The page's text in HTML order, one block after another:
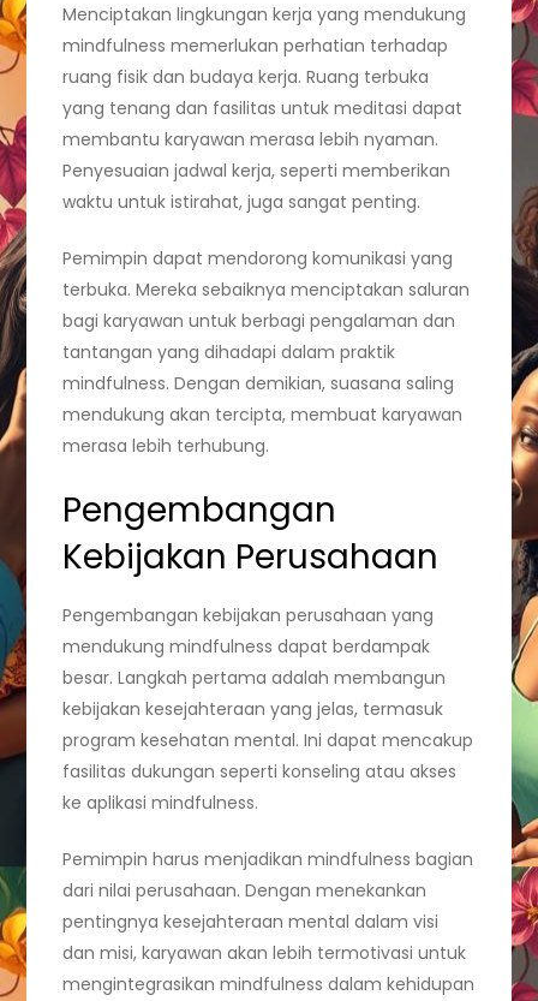
Menciptakan lingkungan kerja yang mendukung
mindfulness memerlukan perhatian terhadap
ruang fisik dan budaya kerja. Ruang terbuka
yang tenang dan fasilitas untuk meditasi dapat
membantu karyawan merasa lebih nyaman.
Penyesuaian jadwal kerja, seperti memberikan
waktu untuk istirahat, juga sangat penting.
Pemimpin dapat mendorong komunikasi yang
terbuka. Mereka sebaiknya menciptakan saluran
bagi karyawan untuk berbagi pengalaman dan
tantangan yang dihadapi dalam praktik
mindfulness. Dengan demikian, suasana saling
mendukung akan tercipta, membuat karyawan
merasa lebih terhubung.
Pengembangan
Kebijakan Perusahaan
Pengembangan kebijakan perusahaan yang
mendukung mindfulness dapat berdampak
besar. Langkah pertama adalah membangun
kebijakan kesejahteraan yang jelas, termasuk
program kesehatan mental. Ini dapat mencakup
fasilitas dukungan seperti konseling atau akses
ke aplikasi mindfulness.
Pemimpin harus menjadikan mindfulness bagian
dari nilai perusahaan. Dengan menekankan
pentingnya kesejahteraan mental dalam visi
dan misi, karyawan akan lebih termotivasi untuk
mengintegrasikan mindfulness dalam kehidupan